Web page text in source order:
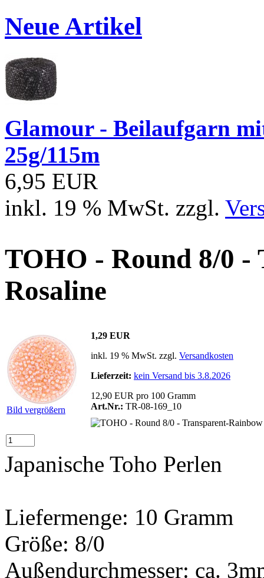
Neue Artikel
Glamour - Beilaufgarn
25g/115m
6,95 EUR
inkl. 19 % MwSt. zzgl.
TOHO - Round 8/0 -
Rosaline
Bild vergrößern
1,29 EUR
inkl. 19 % MwSt. zzgl. Versandkosten
Lieferzeit: kein Versand bis 3.8.2026
12,90 EUR pro 100 Gramm
Art.Nr.: TR-08-169_10
Japanische Toho Perlen
Liefermenge: 10 Gramm
Größe: 8/0
Außendurchmesser: ca.